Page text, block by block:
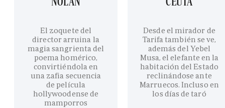
El zoquete del
director arruina la
magia sangrienta del
poema homérico,
convirtiéndola en
una zafia secuencia
de película
hollywoodense de
mamporros
Desde el mirador de
Tarifa también se ve,
además del Yebel
Musa, el elefante en la
habitación del Estado
reclinándose ante
Marruecos. Incluso en
los días de taró